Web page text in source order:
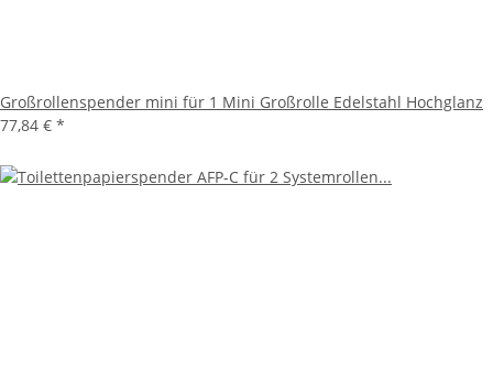
Großrollenspender mini für 1 Mini Großrolle Edelstahl Hochglanz
77,84 € *